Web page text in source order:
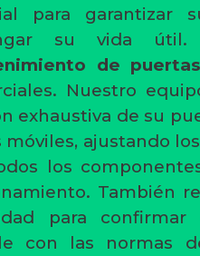
para garantizar
su vida útil.
de
Nuestro
exhaustiva de su
móviles, ajustando
los
También
para
con las normas